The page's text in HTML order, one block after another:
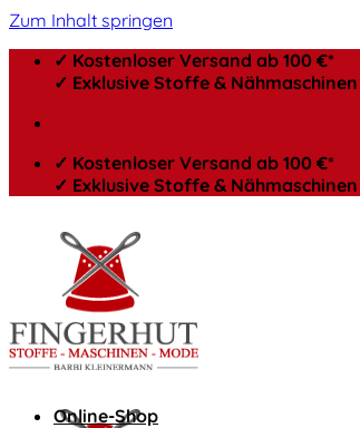
Zum Inhalt springen
✓ Kostenloser Versand ab 100 €*
✓ Exklusive Stoffe &
✓ Kostenloser Versand ab 100 €*
✓ Exklusive Stoffe &
Online-Shop